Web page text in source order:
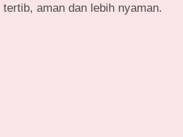
aman dan lebih nyaman.